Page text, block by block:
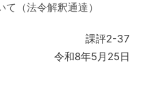
（法令解釈通達）
課評2-37
令和8年5月25日